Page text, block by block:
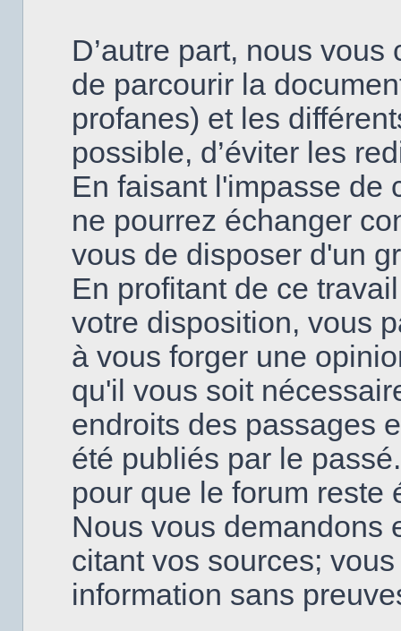
D’autre part, nous
de parcourir la
profanes) et les
possible, d’éviter les
En faisant l'impasse de
ne pourrez échanger
vous de disposer d'un
En profitant de ce
votre disposition, vous
à vous forger une
qu'il vous soit
endroits des passages
été publiés par le
pour que le forum reste
Nous vous demandons
citant vos sources;
information sans